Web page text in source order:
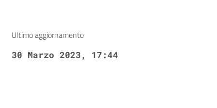
Ultimo aggiornamento
30 Marzo 2023, 17:44